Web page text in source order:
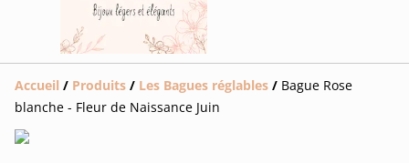
Accueil / Produits / Les Bagues réglables / Bague Rose
blanche - Fleur de Naissance Juin